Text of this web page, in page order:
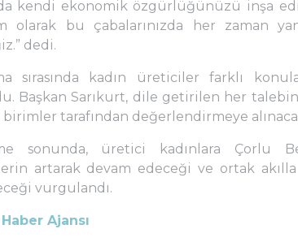
kendi ekonomik özgürlüğünüzü inşa
olarak bu çabalarınızda her zaman
dedi.
sırasında kadın üreticiler farklı
Başkan Sarıkurt, dile getirilen her talebin
tarafından değerlendirmeye
sonunda, üretici kadınlara Çorlu
artarak devam edeceği ve ortak
vurgulandı.
Ajansı